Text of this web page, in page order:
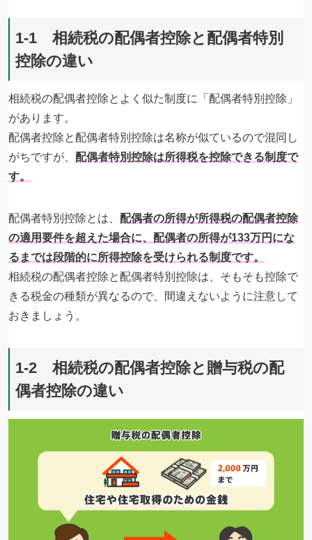
1-1 相続税の配偶者控除と配偶者特別
控除の違い
相続税の配偶者控除とよく似た制度に「配偶者特別控除」
があります。
配偶者控除と配偶者特別控除は名称が似ているので混同し
がちですが、 配偶者特別控除は所得税を控除できる制度で
す。
配偶者特別控除とは、 配偶者の所得が所得税の配偶者控除
の適用要件を超えた場合に、配偶者の所得が133万円にな
るまでは段階的に所得控除を受けられる制度です。
相続税の配偶者控除と配偶者特別控除は、そもそも控除で
きる税金の種類が異なるので、間違えないように注意して
おきましょう。
1-2 相続税の配偶者控除と贈与税の配
偶者控除の違い